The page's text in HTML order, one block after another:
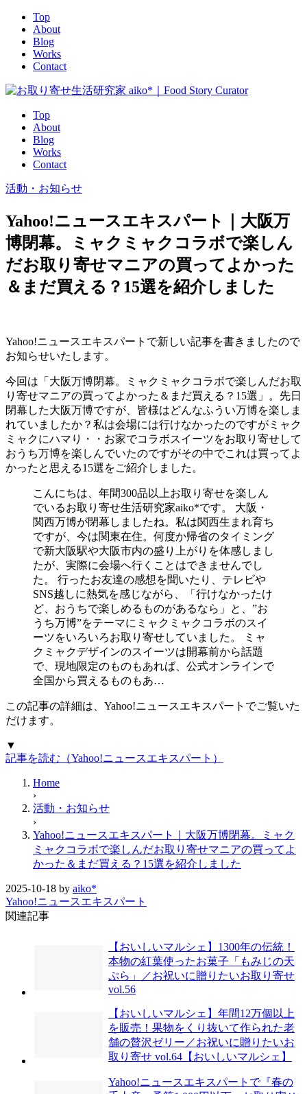
Top
About
Blog
Works
Contact
Top
About
Blog
Works
Contact
活動・お知らせ
Yahoo!ニュースエキスパート｜大阪万
博閉幕。ミャクミャクコラボで楽しん
だお取り寄せマニアの買ってよかった
＆まだ買える？15選を紹介しました
Yahoo!ニュースエキスパートで新しい記事を書きましたので
お知らせいたします。
今回は「大阪万博閉幕。ミャクミャクコラボで楽しんだお取
り寄せマニアの買ってよかった＆まだ買える？15選」。先日
閉幕した大阪万博ですが、皆様はどんなふうい万博を楽しま
れていましたか？私は会場には行けなかったのですがミャク
ミャクにハマり・・お家でコラボスイーツをお取り寄せして
おうち万博を楽しんでいたのですがその中でこれは買ってよ
かったと思える15選をご紹介しました。
こんにちは、年間300品以上お取り寄せを楽しん
でいるお取り寄せ生活研究家aiko*です。 大阪・
関西万博が閉幕しましたね。私は関西生まれ育ち
ですが、今は関東在住。何度か帰省のタイミング
で新大阪駅や大阪市内の盛り上がりを体感しまし
たが、実際に会場へ行くことはできませんでし
た。 行ったお友達の感想を聞いたり、テレビや
SNS越しに熱気を感じながら、「行けなかったけ
ど、おうちで楽しめるものがあるなら」と、”お
うち万博”をテーマにミャクミャクコラボのスイ
ーツをいろいろお取り寄せしていました。 ミャ
クミャクデザインのスイーツは開幕前から話題
で、現地限定のものもあれば、公式オンラインで
全国から買えるものもあ…
この記事の詳細は、Yahoo!ニュースエキスパートでご覧いた
だけます。
▼
記事を読む（Yahoo!ニュースエキスパート）
Home
›
活動・お知らせ
›
Yahoo!ニュースエキスパート｜大阪万博閉幕。ミャク
ミャクコラボで楽しんだお取り寄せマニアの買ってよ
かった＆まだ買える？15選を紹介しました
2025-10-18 by aiko*
Yahoo!ニュースエキスパート
関連記事
【おいしいマルシェ】1300年の伝統！
本物の紅葉使ったお菓子「もみじの天
ぷら」／お祝いに贈りたいお取り寄せ
vol.56
【おいしいマルシェ】年間12万個以上
を販売！果物をくり抜いて作られた老
舗の贅沢ゼリー／お祝いに贈りたいお
取り寄せ vol.64【おいしいマルシェ】
Yahoo!ニュースエキスパートで『春の